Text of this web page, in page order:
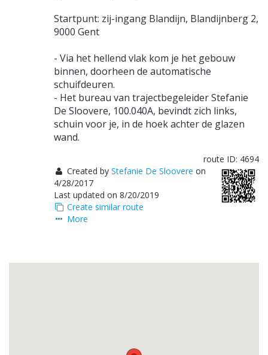
Startpunt: zij-ingang Blandijn, Blandijnberg 2,
9000 Gent
- Via het hellend vlak kom je het gebouw
binnen, doorheen de automatische
schuifdeuren.
- Het bureau van trajectbegeleider Stefanie
De Sloovere, 100.040A, bevindt zich links,
schuin voor je, in de hoek achter de glazen
wand.
route ID: 4694
Created by Stefanie De Sloovere on
4/28/2017
Last updated on 8/20/2019
Create similar route
More